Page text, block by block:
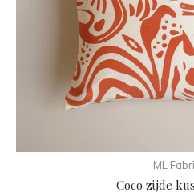
ML
Coco zijde